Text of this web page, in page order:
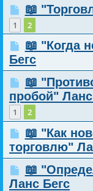
📖
1 2
📖 "Когда
Бегс
📖
пробой"
1 2
📖 "Как
торговлю"
📖
Ланс Бегс